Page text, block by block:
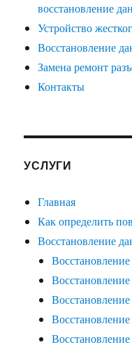
восстановление
Устройство
Восстановление
Замена ремонт
Контакты
УСЛУГИ
Главная
Как определить
Восстановление